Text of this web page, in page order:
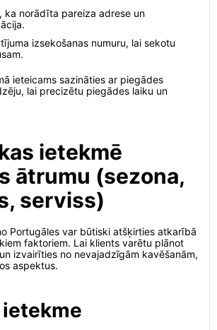
ka norādīta pareiza adrese un
izsekošanas numuru, lai sekotu
ieteicams sazināties ar piegādes
lai precizētu piegādes laiku un
ietekmē
ātrumu (sezona,
serviss)
Portugāles var būtiski atšķirties atkarībā
faktoriem. Lai klients varētu plānot
izvairīties no nevajadzīgām kavēšanām,
aspektus.